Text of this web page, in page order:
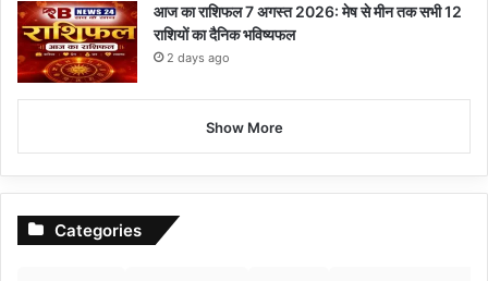
आज का राशिफल 7 अगस्त 2026: मेष से मीन तक सभी 12
राशियों का दैनिक भविष्यफल
2 days ago
Show More
Categories